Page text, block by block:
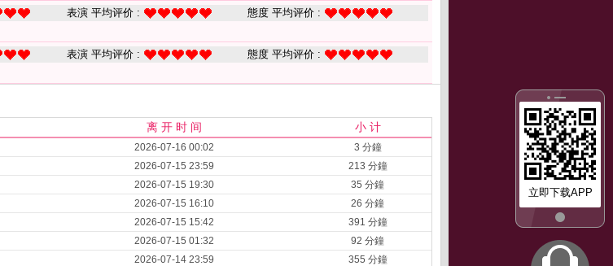
立即下载APP
表演 平均评价 :
態度 平均评价 :
表演 平均评价 :
態度 平均评价 :
离 开 时 间 小 计
2026-07-16 00:02
3 分鐘
2026-07-15 23:59
213 分鐘
2026-07-15 19:30
35 分鐘
2026-07-15 16:10
26 分鐘
2026-07-15 15:42
391 分鐘
2026-07-15 01:32
92 分鐘
2026-07-14 23:59
355 分鐘